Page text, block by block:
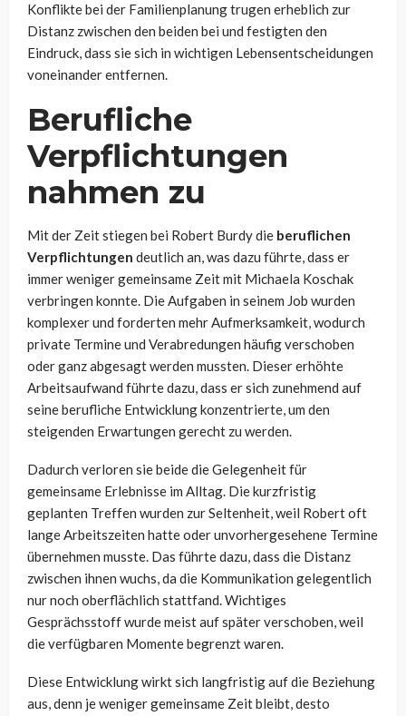
Konflikte bei der Familienplanung trugen erheblich zur
Distanz zwischen den beiden bei und festigten den
Eindruck, dass sie sich in wichtigen Lebensentscheidungen
voneinander entfernen.
Berufliche
Verpflichtungen
nahmen zu
Mit der Zeit stiegen bei Robert Burdy die beruflichen
Verpflichtungen deutlich an, was dazu führte, dass er
immer weniger gemeinsame Zeit mit Michaela Koschak
verbringen konnte. Die Aufgaben in seinem Job wurden
komplexer und forderten mehr Aufmerksamkeit, wodurch
private Termine und Verabredungen häufig verschoben
oder ganz abgesagt werden mussten. Dieser erhöhte
Arbeitsaufwand führte dazu, dass er sich zunehmend auf
seine berufliche Entwicklung konzentrierte, um den
steigenden Erwartungen gerecht zu werden.
Dadurch verloren sie beide die Gelegenheit für
gemeinsame Erlebnisse im Alltag. Die kurzfristig
geplanten Treffen wurden zur Seltenheit, weil Robert oft
lange Arbeitszeiten hatte oder unvorhergesehene Termine
übernehmen musste. Das führte dazu, dass die Distanz
zwischen ihnen wuchs, da die Kommunikation gelegentlich
nur noch oberflächlich stattfand. Wichtiges
Gesprächsstoff wurde meist auf später verschoben, weil
die verfügbaren Momente begrenzt waren.
Diese Entwicklung wirkt sich langfristig auf die Beziehung
aus, denn je weniger gemeinsame Zeit bleibt, desto